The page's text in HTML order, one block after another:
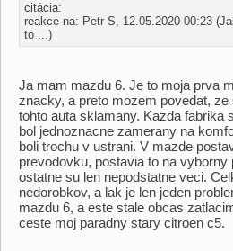
citácia:
reakce na: Petr S, 12.05.2020 00:23
to ...)
Ja mam mazdu 6. Je to moja prva
znacky, a preto mozem povedat,
tohto auta sklamany. Kazda fabrika
bol jednoznacne zamerany na
boli trochu v ustrani. V mazde
prevodovku, postavia to na
ostatne su len nepodstatne veci.
nedorobkov, a lak je len jeden
mazdu 6, a este stale obcas
ceste moj paradny stary citroen c5.